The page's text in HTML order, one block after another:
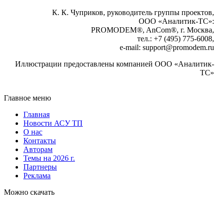
К. К. Чуприков, руководитель группы проектов,
ООО «Аналитик-ТС»:
PROMODEM®, AnCom®, г. Москва,
тел.: +7 (495) 775‑6008,
e-mail: support@promodem.ru
Иллюстрации предоставлены компанией ООО «Аналитик-
ТС»
Главное меню
Главная
Новости АСУ ТП
О нас
Контакты
Авторам
Темы на 2026 г.
Партнеры
Реклама
Можно скачать